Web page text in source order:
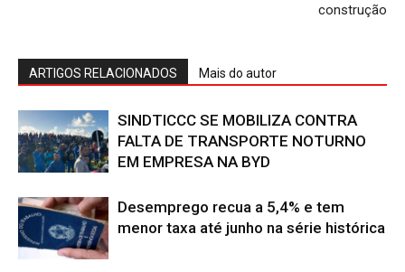
construção
ARTIGOS RELACIONADOS Mais do autor
SINDTICCC SE MOBILIZA CONTRA
FALTA DE TRANSPORTE NOTURNO
EM EMPRESA NA BYD
Desemprego recua a 5,4% e tem
menor taxa até junho na série histórica